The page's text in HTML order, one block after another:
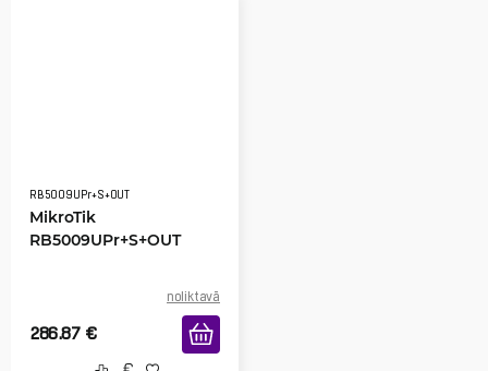
RB5009UPr+S+OUT
MikroTik
RB5009UPr+S+OUT
noliktavā
286.87 €